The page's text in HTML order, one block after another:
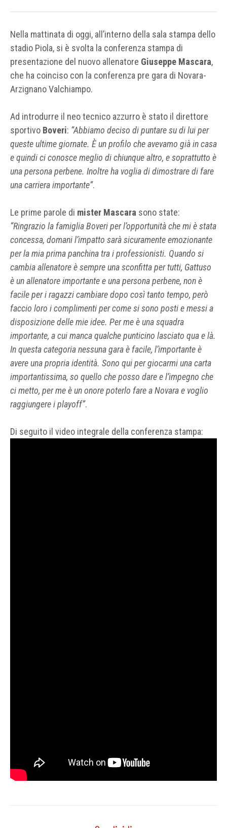
Nella mattinata di oggi, all’interno della sala stampa dello
stadio Piola, si è svolta la conferenza stampa di
presentazione del nuovo allenatore Giuseppe Mascara,
che ha coinciso con la conferenza pre gara di Novara-
Arzignano Valchiampo.
Ad introdurre il neo tecnico azzurro è stato il direttore
sportivo Boveri: “Abbiamo deciso di puntare su di lui per
queste ultime giornate. È un profilo che avevamo già in casa
e quindi ci conosce meglio di chiunque altro, e soprattutto è
una persona perbene. Inoltre ha voglia di dimostrare di fare
una carriera importante”.
Le prime parole di mister Mascara sono state:
“Ringrazio la famiglia Boveri per l’opportunità che mi è stata
concessa, domani l’impatto sarà sicuramente emozionante
per la mia prima panchina tra i professionisti. Quando si
cambia allenatore è sempre una sconfitta per tutti, Gattuso
è un allenatore importante e una persona perbene, non è
facile per i ragazzi cambiare dopo così tanto tempo, però
faccio loro i complimenti per come si sono posti e messi a
disposizione delle mie idee. Per me è una squadra
importante, a cui manca qualche punticino lasciato qua e là.
In questa categoria nessuna gara è facile, l’importante è
avere una propria identità. Sono qui per giocarmi una carta
importantissima, so quello che posso dare e l’impegno che
ci metto, per me è un onore poterlo fare a Novara e voglio
raggiungere i playoff”.
Di seguito il video integrale della conferenza stampa: